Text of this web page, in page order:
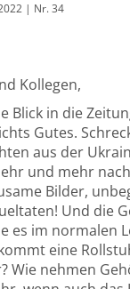
| Nr. 34
Kollegen,
Blick in die
Gutes.
aus der
und mehr
Bilder,
Und die
es im normalen
eine
Wie nehmen